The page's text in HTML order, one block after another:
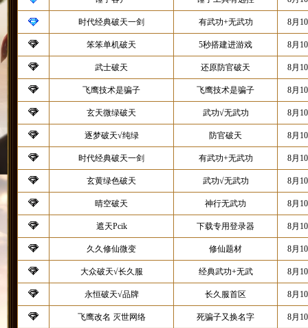
时代经典破天一剑 有武功+无武功 8月
笨笨单机破天 5秒搭建进游戏 8月
武士破天 还原防官破天 8月
飞鹰技术是骗子 飞鹰技术是骗子 8月
玄天微绿破天 武功√无武功 8月
逐梦破天√纯绿 防官破天 8月
时代经典破天一剑 有武功+无武功 8月
玄黄绿色破天 武功√无武功 8月
晴空破天 神行无武功 8月
遮天Pcik 下载专用登录器 8月
久久修仙微变 修仙题材 8月
大众破天√长久服 经典武功+无武 8月
永恒破天√品牌 长久服首区 8月
飞鹰改名 灭世网络 死骗子又换名字 8月